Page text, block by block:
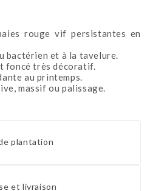
rouge vif persistantes en
bactérien et à la tavelure.
foncé très décoratif.
au printemps.
massif ou palissage.
plantation
et livraison